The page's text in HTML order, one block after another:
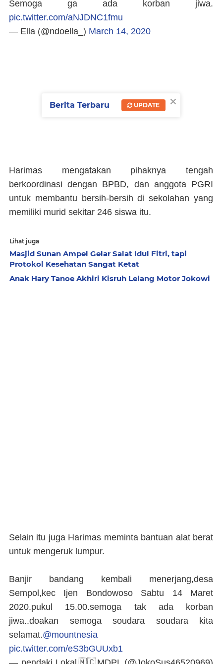
Semoga ga ada korban jiwa.
pic.twitter.com/aNJDNC1fmu
— Ella (@ndoella_) March 14, 2020
Harimas mengatakan pihaknya tengah
berkoordinasi dengan BPBD, dan anggota PGRI
untuk membantu bersih-bersih di sekolahan yang
memiliki murid sekitar 246 siswa itu.
Lihat juga
Masjid Sunan Ampel Gelar Salat Idul Fitri, tapi
Protokol Kesehatan Sangat Ketat
Anak Hary Tanoe Akhiri Kisruh Lelang Motor Jokowi
Selain itu juga Harimas meminta bantuan alat berat
untuk mengeruk lumpur.
Banjir bandang kembali menerjang,desa
Sempol,kec Ijen Bondowoso Sabtu 14 Maret
2020.pukul 15.00.semoga tak ada korban
jiwa..doakan semoga soudara soudara kita
selamat.@mountnesia
pic.twitter.com/eS3bGUUxb1
×
Berita Terbaru UPDATE